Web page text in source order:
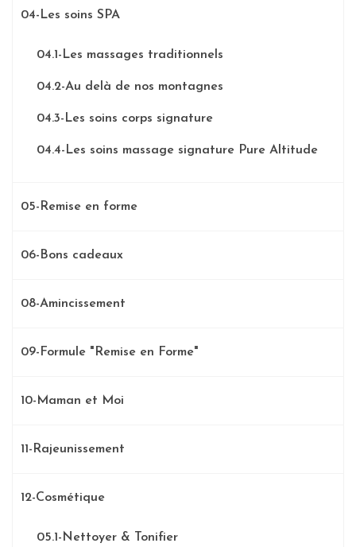
04-Les soins SPA
04.1-Les massages traditionnels
04.2-Au delà de nos montagnes
04.3-Les soins corps signature
04.4-Les soins massage signature Pure Altitude
05-Remise en forme
06-Bons cadeaux
08-Amincissement
09-Formule "Remise en Forme"
10-Maman et Moi
11-Rajeunissement
12-Cosmétique
05.1-Nettoyer & Tonifier